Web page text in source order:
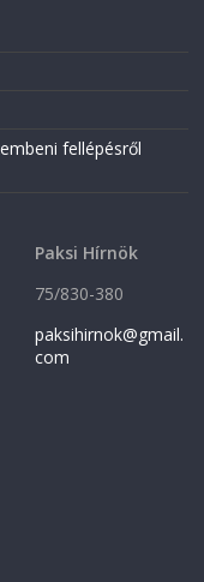
fellépésről
Paksi Hírnök
75/830-380
paksihirnok@gmail.
com